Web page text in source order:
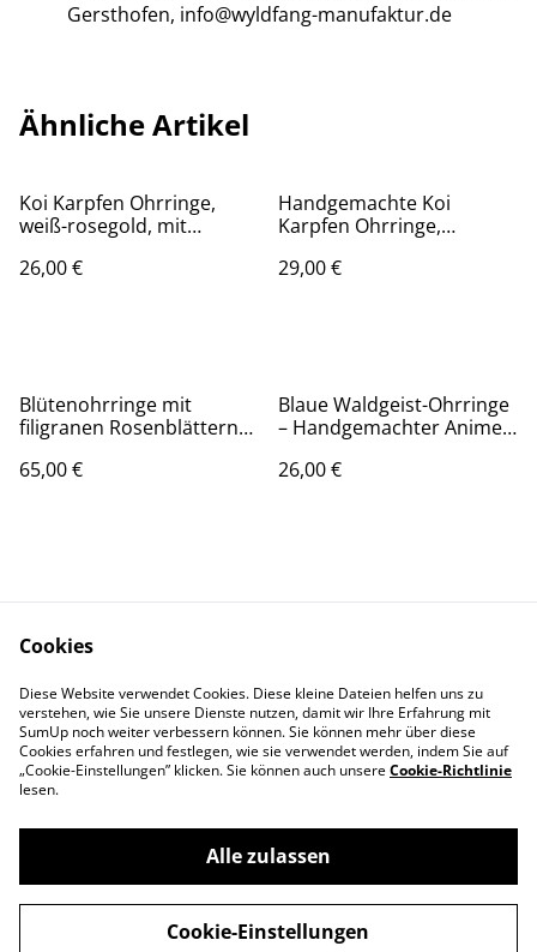
Gersthofen, info@wyldfang-manufaktur.de
Ähnliche Artikel
Koi Karpfen Ohrringe,
weiß-rosegold, mit
Ohrhänger aus
26,00 €
Handgemachte Koi
Karpfen Ohrringe,
Metall-Sechseck und
29,00 €
Blütenohrringe mit
filigranen Rosenblättern
gold
65,00 €
Blaue Waldgeist-Ohrringe
– Handgemachter Anime
26,00 €
Kontakt
Rechtliches
Datenschutz
Cookie-Richtlinie
Impressum
©2026Wyldfang Manufaktur
Cookies
Diese Website verwendet Cookies. Diese kleine Dateien helfen uns zu
verstehen, wie Sie unsere Dienste nutzen, damit wir Ihre Erfahrung mit
SumUp noch weiter verbessern können. Sie können mehr über diese
Cookies erfahren und festlegen, wie sie verwendet werden, indem Sie auf
„Cookie-Einstellungen” klicken. Sie können auch unsereCookie-Richtlinie
lesen.
Alle zulassen
Cookie-Einstellungen